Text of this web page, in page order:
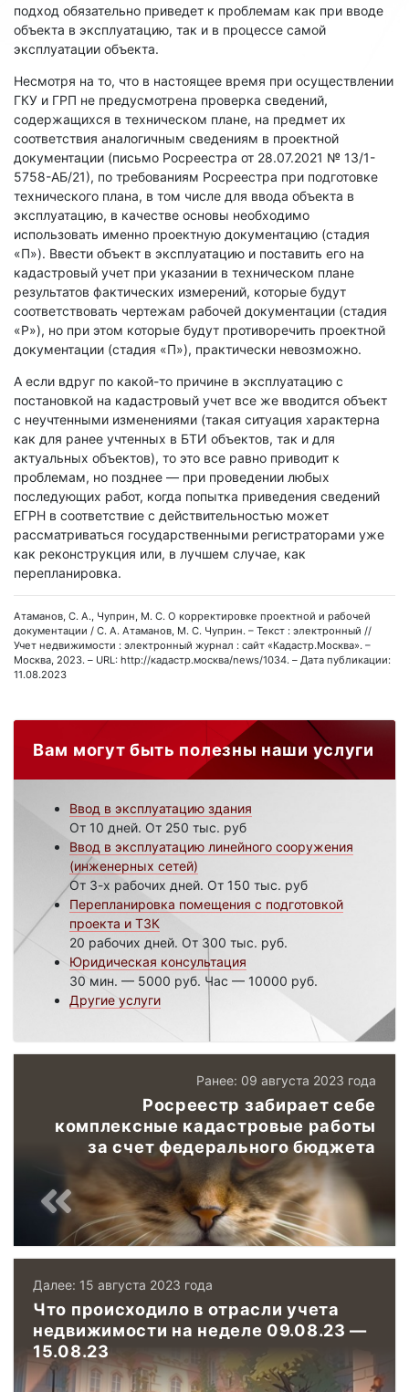
подход обязательно приведет к проблемам как при вводе
объекта в эксплуатацию, так и в процессе самой
эксплуатации объекта.
Несмотря на то, что в настоящее время при осуществлении
ГКУ и ГРП не предусмотрена проверка сведений,
содержащихся в техническом плане, на предмет их
соответствия аналогичным сведениям в проектной
документации (письмо Росреестра от 28.07.2021 № 13/1-
5758-АБ/21), по требованиям Росреестра при подготовке
технического плана, в том числе для ввода объекта в
эксплуатацию, в качестве основы необходимо
использовать именно проектную документацию (стадия
«П»). Ввести объект в эксплуатацию и поставить его на
кадастровый учет при указании в техническом плане
результатов фактических измерений, которые будут
соответствовать чертежам рабочей документации (стадия
«Р»), но при этом которые будут противоречить проектной
документации (стадия «П»), практически невозможно.
А если вдруг по какой-то причине в эксплуатацию с
постановкой на кадастровый учет все же вводится объект
с неучтенными изменениями (такая ситуация характерна
как для ранее учтенных в БТИ объектов, так и для
актуальных объектов), то это все равно приводит к
проблемам, но позднее — при проведении любых
последующих работ, когда попытка приведения сведений
ЕГРН в соответствие с действительностью может
рассматриваться государственными регистраторами уже
как реконструкция или, в лучшем случае, как
перепланировка.
Атаманов, С. А., Чуприн, М. С. О корректировке проектной и рабочей
документации / С. А. Атаманов, М. С. Чуприн. – Текст : электронный //
Учет недвижимости : электронный журнал : сайт «Кадастр.Москва». –
Москва, 2023. – URL: http://кадастр.москва/news/1034. – Дата публикации:
11.08.2023
Вам могут быть полезны наши услуги
Ввод в эксплуатацию здания
От 10 дней. От 250 тыс. руб
Ввод в эксплуатацию линейного сооружения
(инженерных сетей)
От 3-х рабочих дней. От 150 тыс. руб
Перепланировка помещения с подготовкой
проекта и ТЗК
20 рабочих дней. От 300 тыс. руб.
Юридическая консультация
30 мин. — 5000 руб. Час — 10000 руб.
Другие услуги
Ранее: 09 августа 2023 года
Росреестр забирает себе
комплексные кадастровые работы
за счет федерального бюджета
Далее: 15 августа 2023 года
Что происходило в отрасли учета
недвижимости на неделе 09.08.23 —
15.08.23